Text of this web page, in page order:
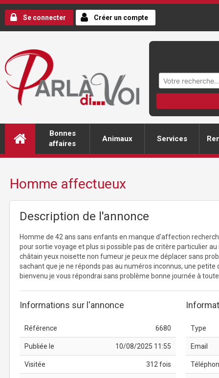
Se connecter Créer un compte
Bonnes
affaires
Animaux Services
Homme affectueux
Description de l'annonce
Homme de 42 ans sans enfants en manque d'affection
pour sortie voyage et plus si possible pas de critère particulier
châtain yeux noisette non fumeur je peux me déplacer sans
sachant que je ne réponds pas au numéros inconnus, une
bienvenu je vous répondrai sans problème bonne journée à
Informations sur l'annonce
Référence 6680
Publiée le 10/08/2025 11:55
Visitée 312 fois
Type
Email